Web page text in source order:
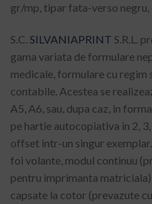
gr/mp, tipar fata-verso
S.C. SILVANIAPRINT S.R.L.
gama variata de formulare
medicale, formulare cu
contabile. Acestea se
A5, A6, sau, dupa caz, in
pe hartie autocopiativa in 2,
offset intr-un singur
foi volante, modul continuu
pentru imprimanta
capsate la cotor (prevazute